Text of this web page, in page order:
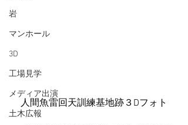
岩
マンホール
3D
工場見学
メディア出演
土木広報
人間魚雷回天訓練基地跡３Dフォト